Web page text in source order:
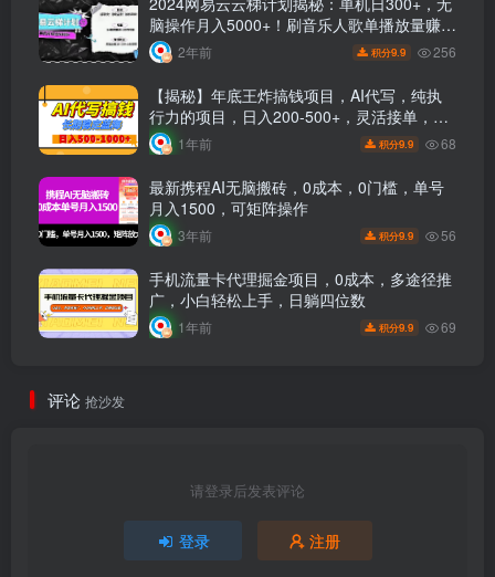
脑操作月入5000+！刷音乐人歌单播放量赚
钱！2年前 积分9.9 256
【揭秘】年底王炸搞钱项目，AI代写，纯执
行力的项目，日入200-500+，灵活接单，多
劳多得，稳定长期持久项目
1年前 积分9.9 68
最新携程AI无脑搬砖，0成本，0门槛，单号
月入1500，可矩阵操作
3年前 积分9.9 56
手机流量卡代理掘金项目，0成本，多途径推
广，小白轻松上手，日躺四位数
1年前 积分9.9 69
评论 抢沙发
请登录后发表评论
登录 注册